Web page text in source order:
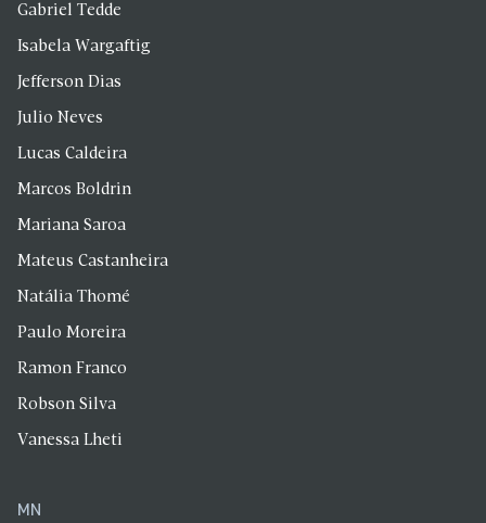
Gabriel Tedde
Isabela Wargaftig
Jefferson Dias
Julio Neves
Lucas Caldeira
Marcos Boldrin
Mariana Saroa
Mateus Castanheira
Natália Thomé
Paulo Moreira
Ramon Franco
Robson Silva
Vanessa Lheti
MN